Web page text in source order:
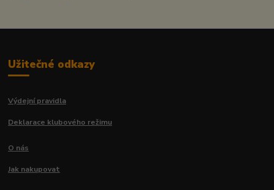
Užitečné odkazy
Výdejní pravidla
Deklarace klubového režimu
O nás
Jak nakupovat